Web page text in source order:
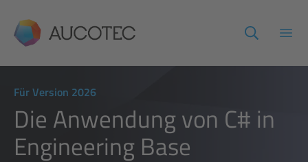
AUCOTEC
Für Version 2026
Die Anwendung von C# in
Engineering Base